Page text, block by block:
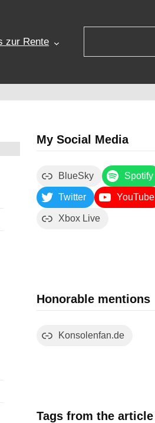
zur Rente
My Social Media
BlueSky Spotify
Twitter YouTube
Xbox Live
Honorable mentions
Konsolenfan.de
Tags from the article